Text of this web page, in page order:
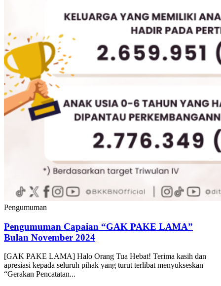
Pengumuman
Pengumuman Capaian “GAK PAKE LAMA”
Bulan November 2024
[GAK PAKE LAMA] Halo Orang Tua Hebat! Terima kasih dan
apresiasi kepada seluruh pihak yang turut terlibat menyukseskan
“Gerakan Pencatatan...